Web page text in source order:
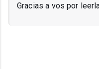
Gracias a vos por